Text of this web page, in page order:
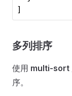
]
多列排序
使用 multi-sort
序。